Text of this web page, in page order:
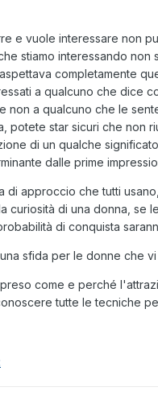
e vuole interessare non
stiamo interessando
completamente
a qualcuno che dice
non a qualcuno che le
potete star sicuri che non
di un qualche
dalle prime
di approccio che tutti
curiosità di una donna, se
di conquista
sfida per le donne che
come e perché
tutte le tecniche